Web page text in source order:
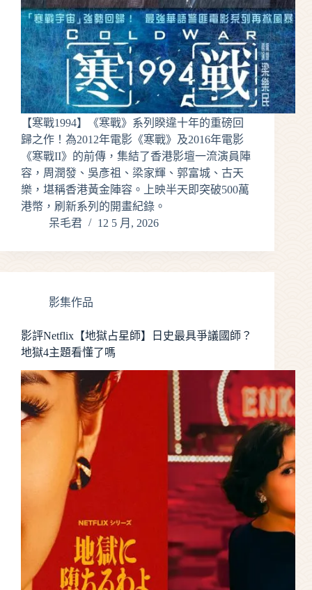
【寒戰1994】《寒戰》系列睽違十年的重磅回
歸之作！為2012年電影《寒戰》及2016年電影
《寒戰II》的前傳，集結了香港影壇一流演員陣
容，周潤發、吳彥祖、梁家輝、郭富城、古天
樂，堪稱香港黃金陣容。上映半天即突破500萬
港幣，刷新系列的開畫紀錄。
呆毛君
12 5 月, 2026
影集作品
影評Netflix【地獄占星師】日史最具爭議國師？
地獄4主題看懂了嗎